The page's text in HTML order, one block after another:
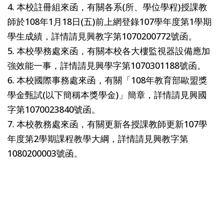
4. 本校註冊組來函，有關各系(所、學位學程)授課教
師於108年1月18日(五)前上網登錄107學年度第1學期
學生成績，詳情請見興教字第1070200772號函。
5. 本校學務處來函，有關本校各大樓監視器設備應加
強效能一事，詳情請見興學字第1070301188號函。
6. 本校國際事務處來函，有關「108年教育部歐盟獎
學金甄試(以下簡稱本獎學金)」簡章，詳情請見興國
字第1070023840號函。
7. 本校教務處來函，有關更新各授課教師更新107學
年度第2學期課程教學大綱，詳情請見興教字第
1080200003號函。